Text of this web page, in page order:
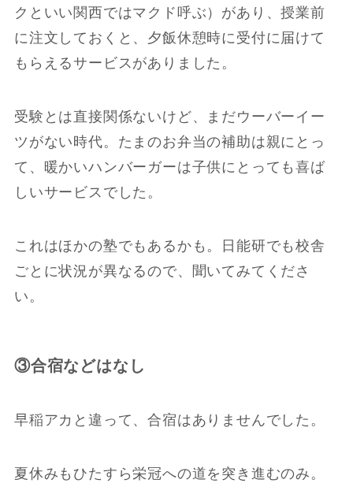
クといい関西ではマクド呼ぶ）があり、授業前
に注文しておくと、夕飯休憩時に受付に届けて
もらえるサービスがありました。
受験とは直接関係ないけど、まだウーバーイー
ツがない時代。たまのお弁当の補助は親にとっ
て、暖かいハンバーガーは子供にとっても喜ば
しいサービスでした。
これはほかの塾でもあるかも。日能研でも校舎
ごとに状況が異なるので、聞いてみてくださ
い。
③合宿などはなし
早稲アカと違って、合宿はありませんでした。
夏休みもひたすら栄冠への道を突き進むのみ。